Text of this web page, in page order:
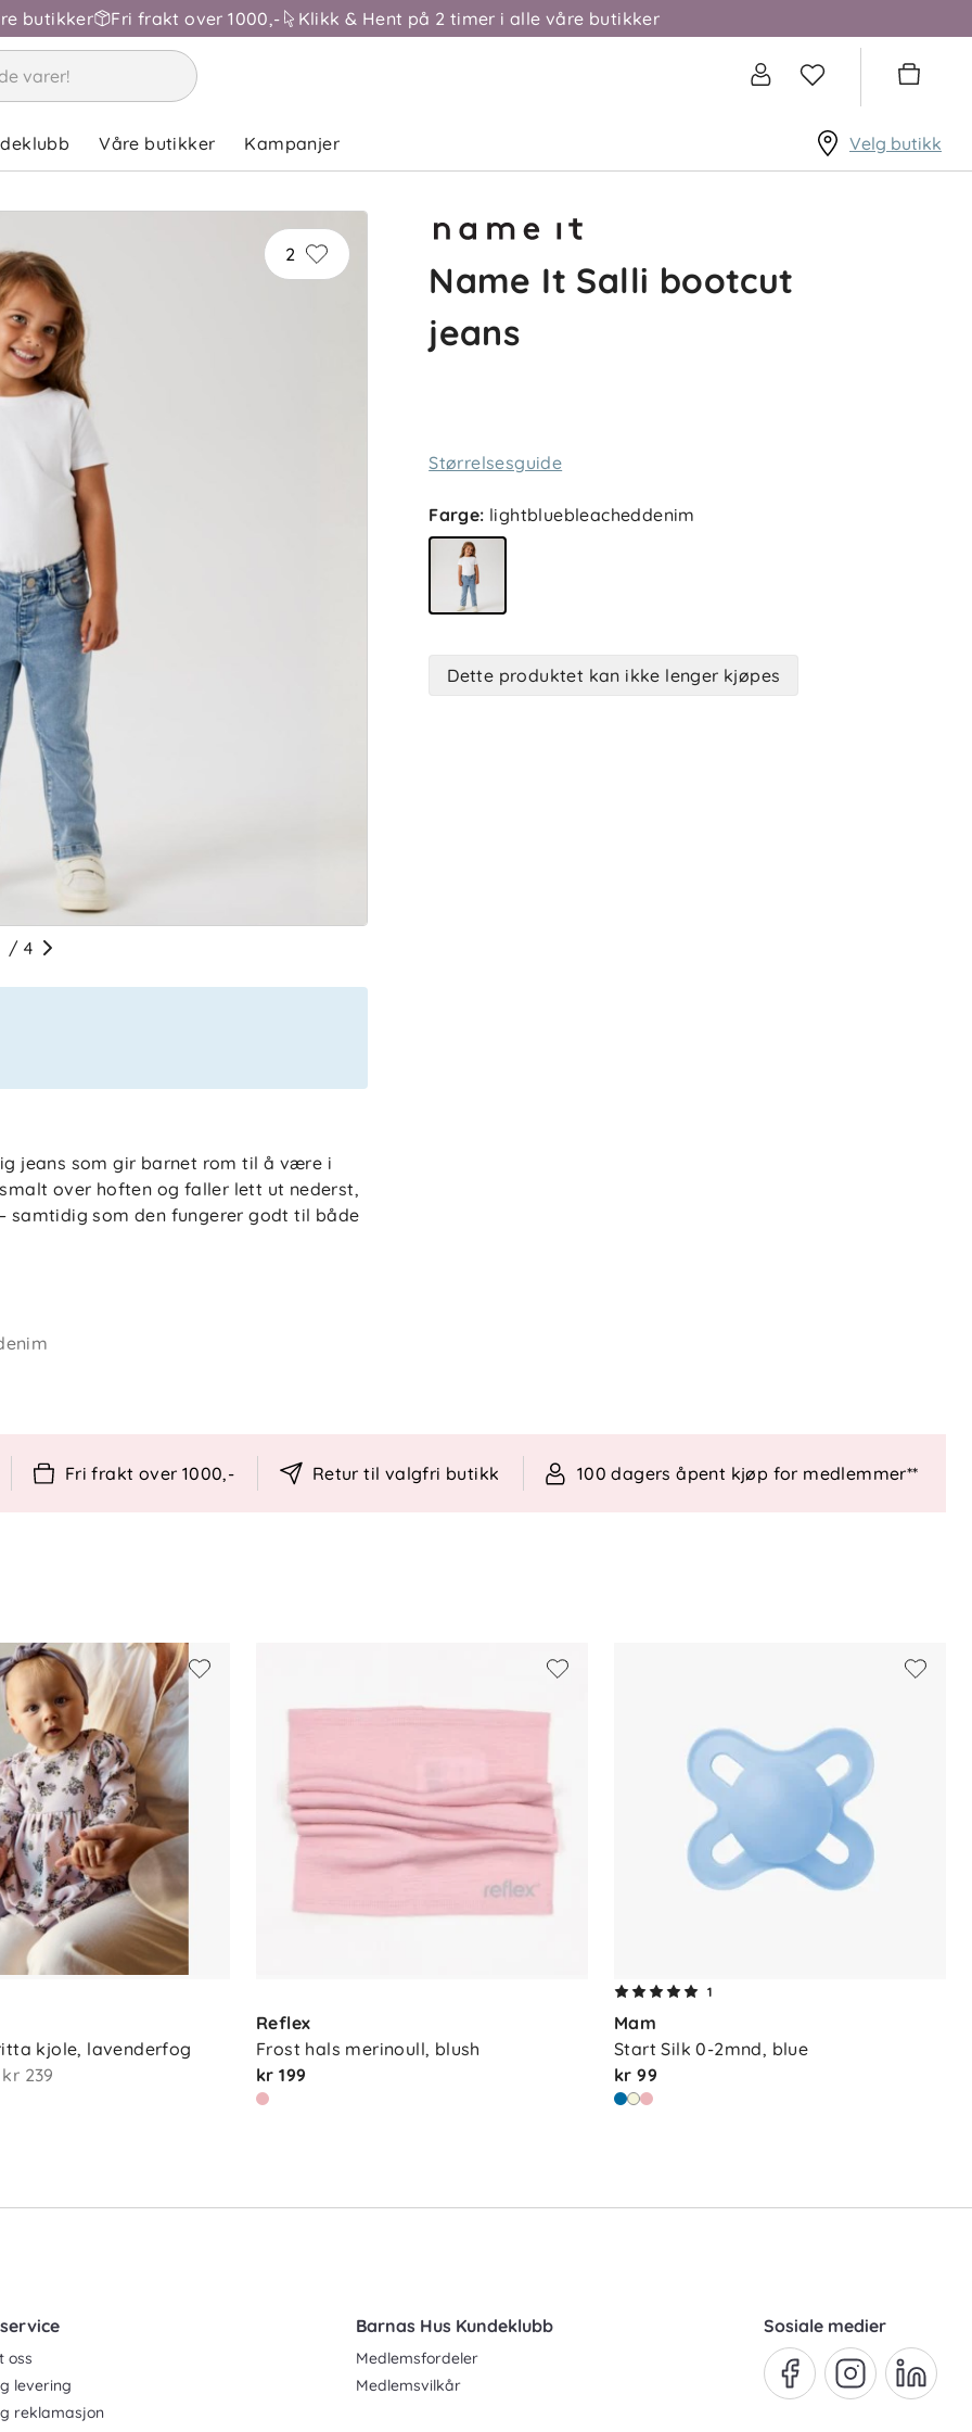
butikker Fri frakt over 1000,- Klikk & Hent på 2 timer i alle våre butikker
Våre butikker Kampanjer Velg butikk
2
/ 4
jeans som gir barnet rom til å være i
over hoften og faller lett ut nederst,
samtidig som den fungerer godt til både
komforten, og stoffet oppleves
over hofte
Skal ikke blekes eller tørketromles.
ikke renses.
Name It Salli bootcut
jeans
Størrelsesguide
Farge: lightbluebleacheddenim
Dette produktet kan ikke lenger kjøpes
Fri frakt over 1000,- Retur til valgfri butikk 100 dagers åpent kjøp for medlemmer**
kjole, lavenderfog
kr 239
Reflex
Frost hals merinoull, blush
kr 199
1
Mam
Start Silk 0-2mnd, blue
kr 99
oss
levering
reklamasjon
Barnas Hus Kundeklubb
Medlemsfordeler
Medlemsvilkår
Sosiale medier